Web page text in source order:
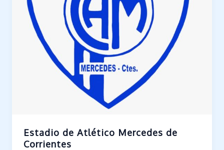
Estadio de Atlético Mercedes de
Corrientes